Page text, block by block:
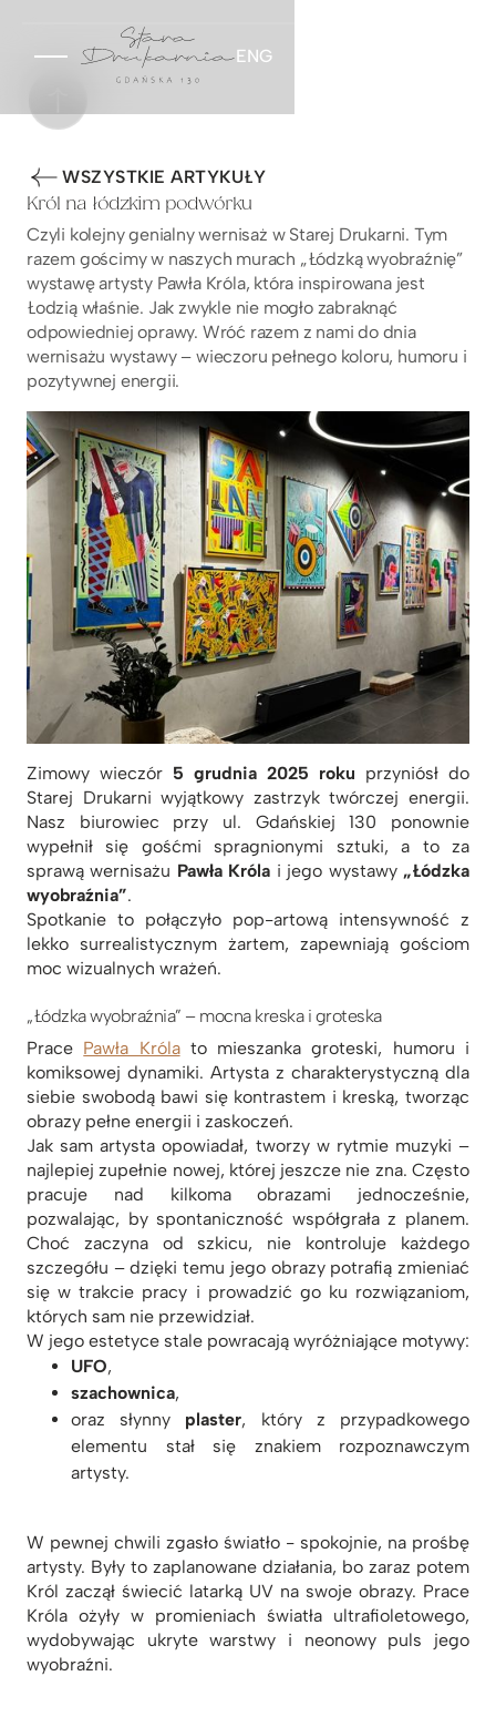
ENG
WSZYSTKIE ARTYKUŁY
Król na łódzkim podwórku
Czyli kolejny genialny wernisaż w Starej Drukarni. Tym
razem gościmy w naszych murach „Łódzką wyobraźnię”
wystawę artysty Pawła Króla, która inspirowana jest
Łodzią właśnie. Jak zwykle nie mogło zabraknąć
odpowiedniej oprawy. Wróć razem z nami do dnia
wernisażu wystawy – wieczoru pełnego koloru, humoru i
pozytywnej energii.
Zimowy wieczór 5 grudnia 2025 roku przyniósł do
Starej Drukarni wyjątkowy zastrzyk twórczej energii.
Nasz biurowiec przy ul. Gdańskiej 130 ponownie
wypełnił się gośćmi spragnionymi sztuki, a to za
sprawą wernisażu Pawła Króla i jego wystawy „Łódzka
wyobraźnia”.
Spotkanie to połączyło pop-artową intensywność z
lekko surrealistycznym żartem, zapewniają gościom
moc wizualnych wrażeń.
„Łódzka wyobraźnia” – mocna kreska i groteska
Prace Pawła Królato mieszanka groteski, humoru i
komiksowej dynamiki. Artysta z charakterystyczną dla
siebie swobodą bawi się kontrastem i kreską, tworząc
obrazy pełne energii i zaskoczeń.
Jak sam artysta opowiadał, tworzy w rytmie muzyki –
najlepiej zupełnie nowej, której jeszcze nie zna. Często
pracuje nad kilkoma obrazami jednocześnie,
pozwalając, by spontaniczność współgrała z planem.
Choć zaczyna od szkicu, nie kontroluje każdego
szczegółu – dzięki temu jego obrazy potrafią zmieniać
się w trakcie pracy i prowadzić go ku rozwiązaniom,
których sam nie przewidział.
W jego estetyce stale powracają wyróżniające motywy:
UFO,
szachownica,
oraz słynny plaster, który z przypadkowego
elementu stał się znakiem rozpoznawczym
artysty.
W pewnej chwili zgasło światło - spokojnie, na prośbę
artysty. Były to zaplanowane działania, bo zaraz potem
Król zaczął świecić latarką UV na swoje obrazy. Prace
Króla ożyły w promieniach światła ultrafioletowego,
wydobywając ukryte warstwy i neonowy puls jego
wyobraźni.